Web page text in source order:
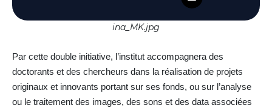
ina_MK.jpg
Par cette double initiative, l’institut accompagnera des
doctorants et des chercheurs dans la réalisation de projets
originaux et innovants portant sur ses fonds, ou sur l’analyse
ou le traitement des images, des sons et des data associées